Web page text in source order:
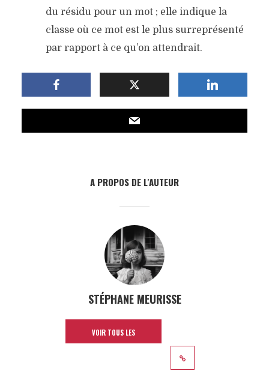
du résidu pour un mot ; elle indique la
classe où ce mot est le plus surreprésenté
par rapport à ce qu’on attendrait.
A PROPOS DE L'AUTEUR
STÉPHANE MEURISSE
VOIR TOUS LES